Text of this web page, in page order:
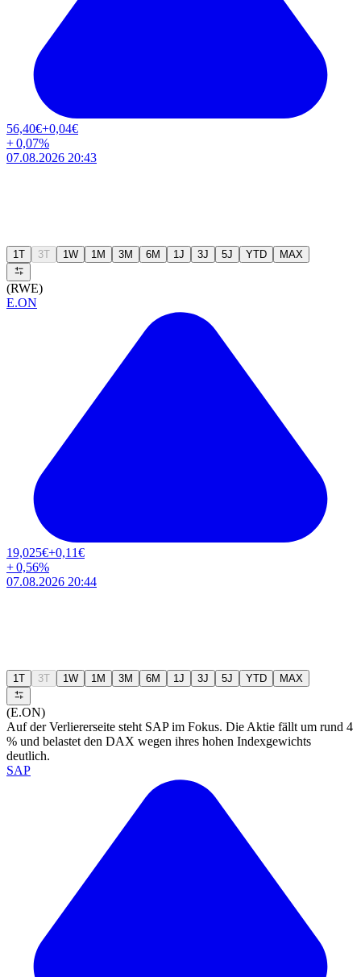
56,40€+0,04€
+0,07%
07.08.2026 20:43
1T 3T 1W 1M 3M 6M 1J 3J 5J YTD MAX
(RWE)
E.ON
19,025€+0,11€
+0,56%
07.08.2026 20:44
1T 3T 1W 1M 3M 6M 1J 3J 5J YTD MAX
(E.ON)
Auf der Verliererseite steht SAP im Fokus. Die Aktie fällt um rund 4
% und belastet den DAX wegen ihres hohen Indexgewichts
deutlich.
SAP